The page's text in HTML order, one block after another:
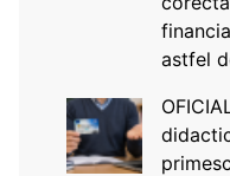
astfel